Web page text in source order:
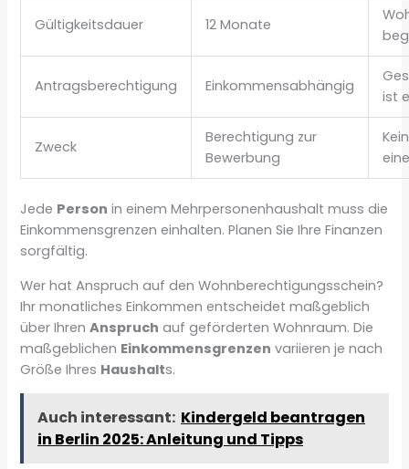
Gültigkeitsdauer 12 Monate
Antragsberechtigung Einkommensabhängig
ist
Zweck
Berechtigung zur
Bewerbung
Jede Person in einem Mehrpersonenhaushalt muss die
Einkommensgrenzen einhalten. Planen Sie Ihre Finanzen
sorgfältig.
Wer hat Anspruch auf den Wohnberechtigungsschein?
Ihr monatliches Einkommen entscheidet maßgeblich
über IhrenAnspruch auf geförderten Wohnraum. Die
maßgeblichen Einkommensgrenzen variieren je nach
Größe Ihres Haushalts.
Auch interessant: Kindergeld beantragen
in Berlin 2025: Anleitung und Tipps